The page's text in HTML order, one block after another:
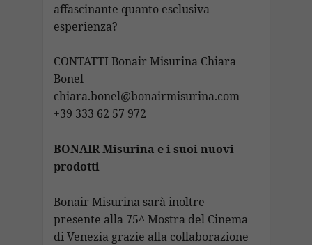
affascinante quanto esclusiva
esperienza?
CONTATTI Bonair Misurina Chiara
Bonel
chiara.bonel@bonairmisurina.com
+39 333 62 57 972
BONAIR Misurina e i suoi nuovi
prodotti
Bonair Misurina sarà inoltre
presente alla 75^ Mostra del Cinema
di Venezia grazie alla collaborazione